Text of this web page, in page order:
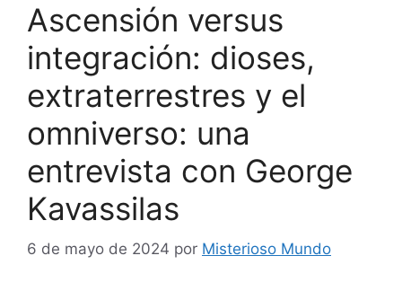
Ascensión versus
integración: dioses,
extraterrestres y el
omniverso: una
entrevista con George
Kavassilas
6 de mayo de 2024 por Misterioso Mundo